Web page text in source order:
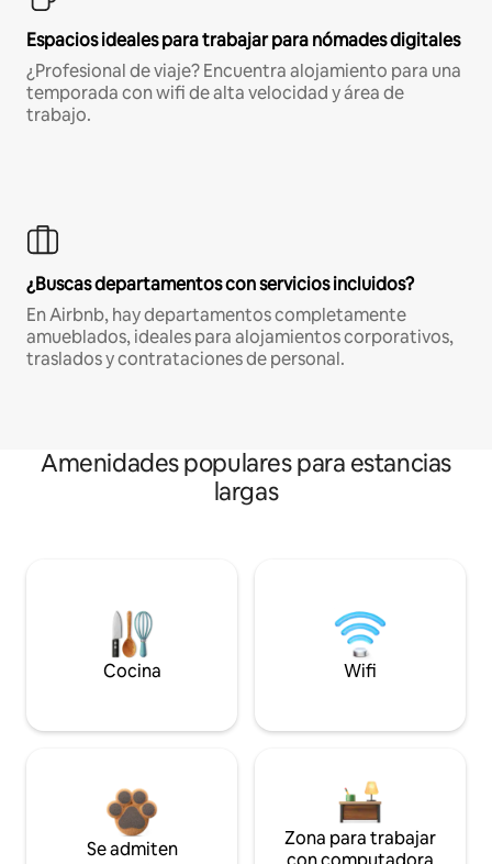
Espacios ideales para trabajar para nómades digitales
¿Profesional de viaje? Encuentra alojamiento para una
temporada con wifi de alta velocidad y área de
trabajo.
¿Buscas departamentos con servicios incluidos?
En Airbnb, hay departamentos completamente
amueblados, ideales para alojamientos corporativos,
traslados y contrataciones de personal.
Amenidades populares para estancias
largas
Cocina Wifi
Se admiten
Zona para trabajar